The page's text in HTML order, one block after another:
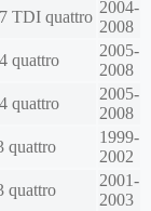
TDI quattro
2004-
2008
quattro
2005-
2008
quattro
2005-
2008
quattro
1999-
2002
quattro
2001-
2003